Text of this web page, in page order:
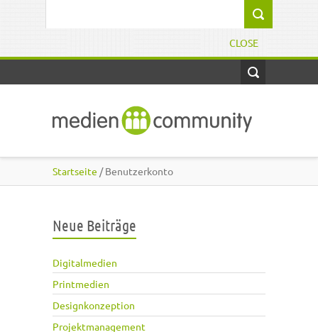
CLOSE
Startseite / Benutzerkonto
Neue Beiträge
Digitalmedien
Printmedien
Designkonzeption
Projektmanagement